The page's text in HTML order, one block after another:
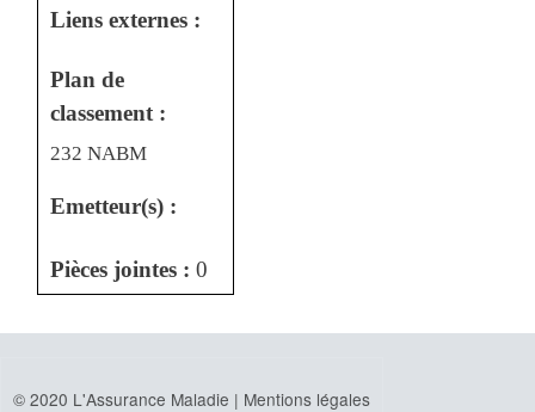
Liens externes :
Plan de
classement :
232 NABM
Emetteur(s) :
Pièces jointes : 0
© 2020 L'Assurance Maladie | Mentions légales